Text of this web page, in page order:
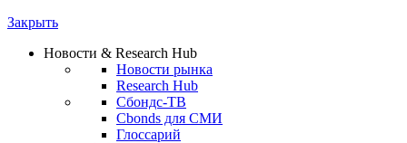
Закрыть
Новости & Research Hub
Новости рынка
Research Hub
Сбондс-ТВ
Cbonds для СМИ
Глоссарий